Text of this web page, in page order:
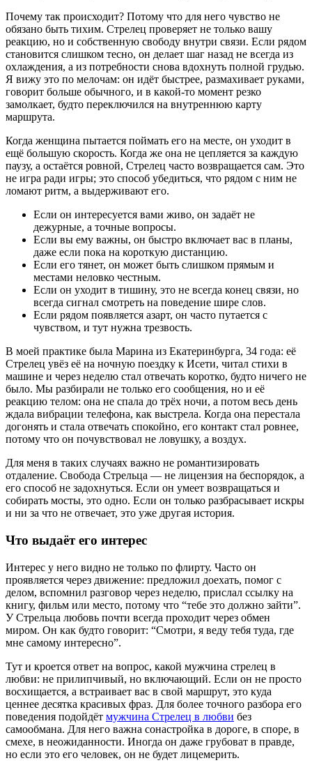
Почему так происходит? Потому что для него чувство не
обязано быть тихим. Стрелец проверяет не только вашу
реакцию, но и собственную свободу внутри связи. Если рядом
становится слишком тесно, он делает шаг назад не всегда из
охлаждения, а из потребности снова вдохнуть полной грудью.
Я вижу это по мелочам: он идёт быстрее, размахивает руками,
говорит больше обычного, и в какой-то момент резко
замолкает, будто переключился на внутреннюю карту
маршрута.
Когда женщина пытается поймать его на месте, он уходит в
ещё большую скорость. Когда же она не цепляется за каждую
паузу, а остаётся ровной, Стрелец часто возвращается сам. Это
не игра ради игры; это способ убедиться, что рядом с ним не
ломают ритм, а выдерживают его.
Если он интересуется вами живо, он задаёт не
дежурные, а точные вопросы.
Если вы ему важны, он быстро включает вас в планы,
даже если пока на короткую дистанцию.
Если его тянет, он может быть слишком прямым и
местами неловко честным.
Если он уходит в тишину, это не всегда конец связи, но
всегда сигнал смотреть на поведение шире слов.
Если рядом появляется азарт, он часто путается с
чувством, и тут нужна трезвость.
В моей практике была Марина из Екатеринбурга, 34 года: её
Стрелец увёз её на ночную поездку к Исети, читал стихи в
машине и через неделю стал отвечать коротко, будто ничего не
было. Мы разбирали не только его сообщения, но и её
реакцию телом: она не спала до трёх ночи, а потом весь день
ждала вибрации телефона, как выстрела. Когда она перестала
догонять и стала отвечать спокойно, его контакт стал ровнее,
потому что он почувствовал не ловушку, а воздух.
Для меня в таких случаях важно не романтизировать
отдаление. Свобода Стрельца — не лицензия на беспорядок, а
его способ не задохнуться. Если он умеет возвращаться и
собирать мосты, это одно. Если он только разбрасывает искры
и ни за что не отвечает, это уже другая история.
Что выдаёт его интерес
Интерес у него видно не только по флирту. Часто он
проявляется через движение: предложил доехать, помог с
делом, вспомнил разговор через неделю, прислал ссылку на
книгу, фильм или место, потому что “тебе это должно зайти”.
У Стрельца любовь почти всегда проходит через обмен
миром. Он как будто говорит: “Смотри, я веду тебя туда, где
мне самому интересно”.
Тут и кроется ответ на вопрос, какой мужчина стрелец в
любви: не прилипчивый, но включающий. Если он не просто
восхищается, а встраивает вас в свой маршрут, это куда
ценнее десятка красивых фраз. Для более точного разбора его
поведения подойдёт мужчина Стрелец в любви без
самообмана. Для него важна сонастройка в дороге, в споре, в
смехе, в неожиданности. Иногда он даже грубоват в правде,
но если это его человек, он не будет лицемерить.